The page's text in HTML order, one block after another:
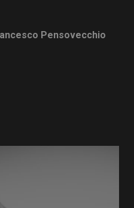
Pensovecchio